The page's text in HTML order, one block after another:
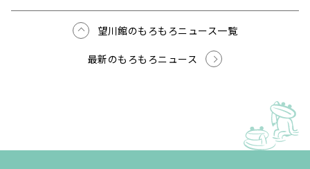
望川館のもろもろニュース一覧
最新のもろもろニュース